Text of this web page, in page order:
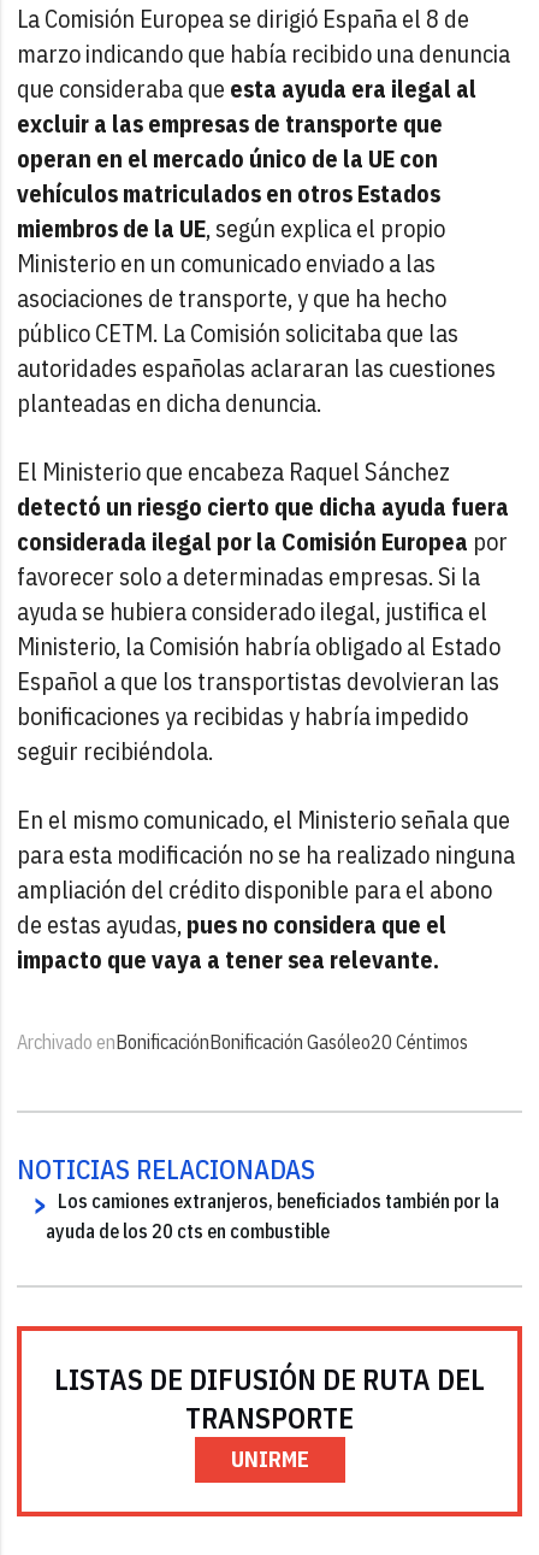
La Comisión Europea se dirigió España el 8 de
marzo indicando que había recibido una denuncia
que consideraba que esta ayuda era ilegal al
excluir a las empresas de transporte que
operan en el mercado único de la UEcon
vehículos matriculados en otros Estados
miembros de la UE, según explica el propio
Ministerio en un comunicado enviado a las
asociaciones de transporte, y que ha hecho
público CETM. La Comisión solicitaba que las
autoridades españolas aclararan las cuestiones
planteadas en dicha denuncia.
El Ministerio que encabeza Raquel Sánchez
detectó un riesgo cierto que dicha ayuda fuera
considerada ilegal por la Comisión Europea por
favorecer solo a determinadas empresas. Si la
ayuda se hubiera considerado ilegal, justifica el
Ministerio, la Comisión habría obligado al Estado
Español a que los transportistas devolvieran las
bonificaciones ya recibidas y habría impedido
seguir recibiéndola.
En el mismo comunicado, el Ministerio señala que
para esta modificación no se ha realizado ninguna
ampliación del crédito disponible para el abono
de estas ayudas,pues no considera que el
impacto que vaya a tener sea relevante.
Archivado enBonificaciónBonificación Gasóleo20 Céntimos
NOTICIAS RELACIONADAS
Los camiones extranjeros, beneficiados también por la
ayuda de los 20 cts en combustible
LISTAS DE DIFUSIÓN DE RUTA DEL
TRANSPORTE
UNIRME